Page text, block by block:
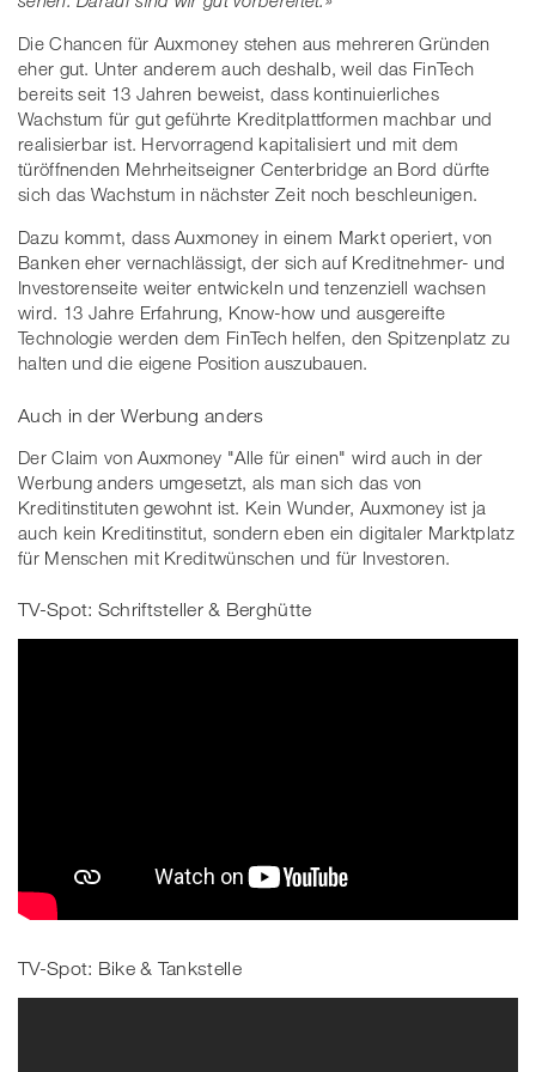
Die Chancen für Auxmoney stehen aus mehreren Gründen
eher gut. Unter anderem auch deshalb, weil das FinTech
bereits seit 13 Jahren beweist, dass kontinuierliches
Wachstum für gut geführte Kreditplattformen machbar und
realisierbar ist. Hervorragend kapitalisiert und mit dem
türöffnenden Mehrheitseigner Centerbridge an Bord dürfte
sich das Wachstum in nächster Zeit noch beschleunigen.
Dazu kommt, dass Auxmoney in einem Markt operiert, von
Banken eher vernachlässigt, der sich auf Kreditnehmer- und
Investorenseite weiter entwickeln und tenzenziell wachsen
wird. 13 Jahre Erfahrung, Know-how und ausgereifte
Technologie werden dem FinTech helfen, den Spitzenplatz zu
halten und die eigene Position auszubauen.
Auch in der Werbung anders
Der Claim von Auxmoney "Alle für einen" wird auch in der
Werbung anders umgesetzt, als man sich das von
Kreditinstituten gewohnt ist. Kein Wunder, Auxmoney ist ja
auch kein Kreditinstitut, sondern eben ein digitaler Marktplatz
für Menschen mit Kreditwünschen und für Investoren.
TV-Spot: Schriftsteller & Berghütte
TV-Spot: Bike & Tankstelle